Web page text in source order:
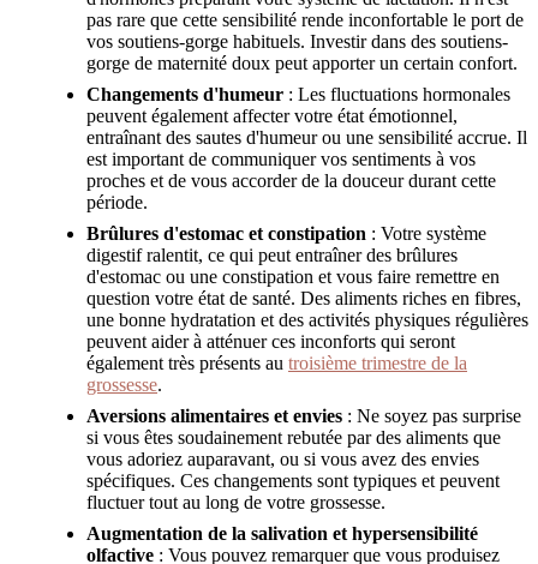
pas rare que cette sensibilité rende inconfortable le port de
vos soutiens-gorge habituels. Investir dans des soutiens-
gorge de maternité doux peut apporter un certain confort.
Changements d'humeur : Les fluctuations hormonales
peuvent également affecter votre état émotionnel,
entraînant des sautes d'humeur ou une sensibilité accrue. Il
est important de communiquer vos sentiments à vos
proches et de vous accorder de la douceur durant cette
période.
Brûlures d'estomac et constipation : Votre système
digestif ralentit, ce qui peut entraîner des brûlures
d'estomac ou une constipation et vous faire remettre en
question votre état de santé. Des aliments riches en fibres,
une bonne hydratation et des activités physiques régulières
peuvent aider à atténuer ces inconforts qui seront
également très présents au troisième trimestre de la
grossesse.
Aversions alimentaires et envies : Ne soyez pas surprise
si vous êtes soudainement rebutée par des aliments que
vous adoriez auparavant, ou si vous avez des envies
spécifiques. Ces changements sont typiques et peuvent
fluctuer tout au long de votre grossesse.
Augmentation de la salivation et hypersensibilité
olfactive : Vous pouvez remarquer que vous produisez